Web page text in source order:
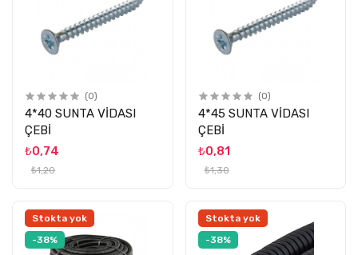
(0)
4*40 SUNTA VİDASI
ÇEBİ
₺0,74
₺1,20
(0)
4*45 SUNTA VİDASI
ÇEBİ
₺0,81
₺1,30
Stokta yok
-38%
Stokta yok
-38%